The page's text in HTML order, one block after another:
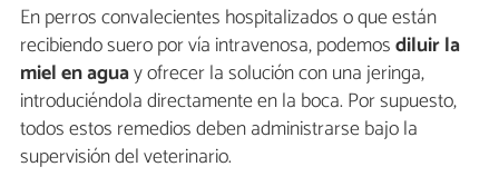
En perros convalecientes hospitalizados o que están
recibiendo suero por vía intravenosa, podemosdiluir la
miel en aguay ofrecer la solución con una jeringa,
introduciéndola directamente en la boca. Por supuesto,
todos estos remedios deben administrarse bajo la
supervisión del veterinario.